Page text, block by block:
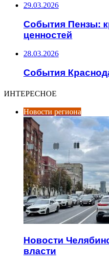
29.03.2026
События Пензы:
ценностей
28.03.2026
События
ИНТЕРЕСНОЕ
Новости региона
Новости
власти